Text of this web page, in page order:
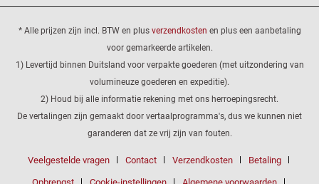
* Alle prijzen zijn incl. BTW en plus verzendkosten en plus een aanbetaling
voor gemarkeerde artikelen.
1) Levertijd binnen Duitsland voor verpakte goederen (met uitzondering van
volumineuze goederen en expeditie).
2) Houd bij alle informatie rekening met ons herroepingsrecht.
De vertalingen zijn gemaakt door vertaalprogramma's, dus we kunnen niet
garanderen dat ze vrij zijn van fouten.
Veelgestelde vragen Contact Verzendkosten Betaling